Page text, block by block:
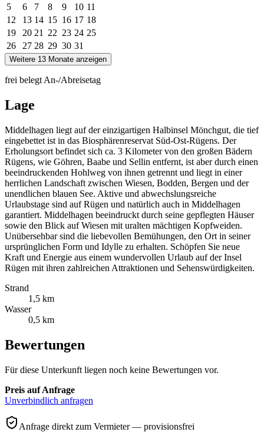
5
6 7 8 9 10 11
12
13 14 15 16 17 18
19
20 21 22 23 24 25
26
27 28 29 30 31
Weitere 13 Monate anzeigen
frei belegt An-/Abreisetag
Lage
Middelhagen liegt auf der einzigartigen Halbinsel Mönchgut, die tief
eingebettet ist in das Biosphärenreservat Süd-Ost-Rügens. Der
Erholungsort befindet sich ca. 3 Kilometer von den großen Bädern
Rügens, wie Göhren, Baabe und Sellin entfernt, ist aber durch einen
beeindruckenden Hohlweg von ihnen getrennt und liegt in einer
herrlichen Landschaft zwischen Wiesen, Bodden, Bergen und der
unendlichen blauen See. Aktive und abwechslungsreiche
Urlaubstage sind auf Rügen und natürlich auch in Middelhagen
garantiert. Middelhagen beeindruckt durch seine gepflegten Häuser
sowie den Blick auf Wiesen mit uralten mächtigen Kopfweiden.
Unübersehbar sind die liebevollen Bemühungen, den Ort in seiner
ursprünglichen Form und Idylle zu erhalten. Schöpfen Sie neue
Kraft und Energie aus einem wundervollen Urlaub auf der Insel
Rügen mit ihren zahlreichen Attraktionen und Sehenswürdigkeiten.
Strand
1,5 km
Wasser
0,5 km
Bewertungen
Für diese Unterkunft liegen noch keine Bewertungen vor.
Preis auf Anfrage
Unverbindlich anfragen
Anfrage direkt zum Vermieter — provisionsfrei